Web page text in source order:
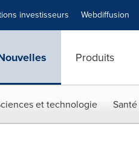
investisseurs Webdiffusion
Produits
et technologie